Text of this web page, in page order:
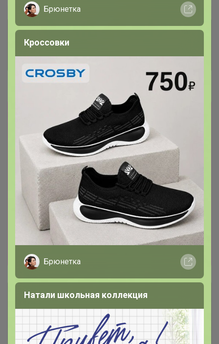
Комментарии к лотам 1.6K
Отзывы участников 3.6K
Склад очень подвижный, прописывайте
замены в корзине. Выкупы оперативные,
заказы должны быть оплачены в день
выставления счета. Межгород: выкупаю,
смотря на температуру за бортом: морозы
зимой/весной, жара летом - это повод вас в
выкуп не брать! Как сохранить саженцы до
высадки? Смотрим, читаем в интернете, либо
пишем мне в л/с всё расскажу. Садоводы с
большим опытом отлично всё сохраняют!
Пожалуйста, забирайте сразу свои заказы из
центров раздач (посадочный относится к
скоропортящимся товарам).
Описание
Условия участия
Брюнетка
Кроссовки
Брюнетка
Натали школьная коллекция